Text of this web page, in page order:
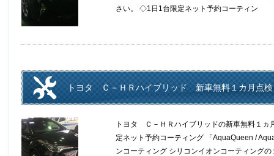
さい。 ◇1日1台限定ネット予約コーティン
トヨタ Ｃ－ＨＲハイブリッド 新車無料１カ月点検
トヨタ Ｃ－ＨＲハイブリッドの新車無料１
定ネット予約コーティング 「AquaQueen /
ンコーティング シリコンイオンコーティング